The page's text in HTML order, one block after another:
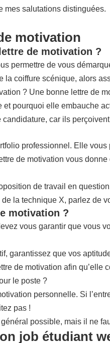
mes salutations distinguées.
motivation
de motivation ?
permettre de vous
coiffure scénique, alors
? Une bonne lettre de
pourquoi elle embauche
car ils
professionnel. Elle
de motivation vous
de travail en
la technique X, parlez de
motivation ?
vous garantir que
garantissez que vos
de motivation afin
le poste ?
personnelle. Si
pas !
possible, mais il ne
job étudiant